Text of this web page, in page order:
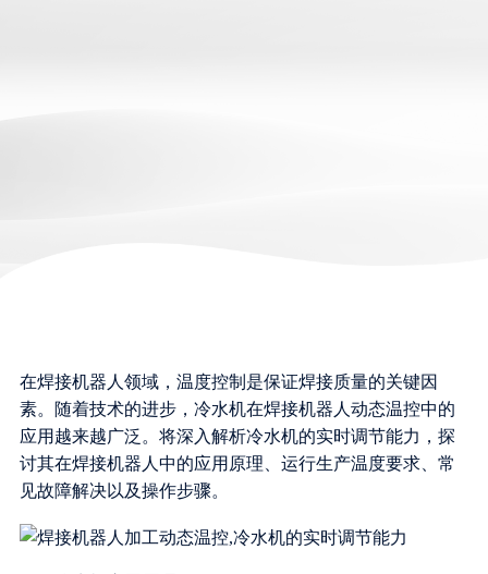
在焊接机器人领域，温度控制是保证焊接质量的关键因
素。随着技术的进步，冷水机在焊接机器人动态温控中的
应用越来越广泛。将深入解析冷水机的实时调节能力，探
讨其在焊接机器人中的应用原理、运行生产温度要求、常
见故障解决以及操作步骤。